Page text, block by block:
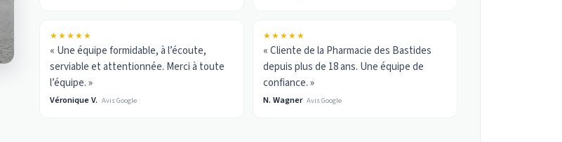
★★★★★
« Une équipe formidable, à l’écoute,
serviable et attentionnée. Merci à toute
l’équipe. »
Véronique V. Avis Google
★★★★★
« Cliente de la Pharmacie des Bastides
depuis plus de 18 ans. Une équipe de
confiance. »
N. Wagner Avis Google